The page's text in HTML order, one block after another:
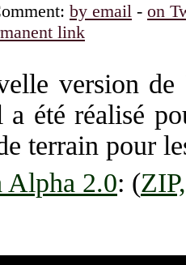
by email - on
link
version de
a été réalisé
terrain pour
Alpha 2.0: (